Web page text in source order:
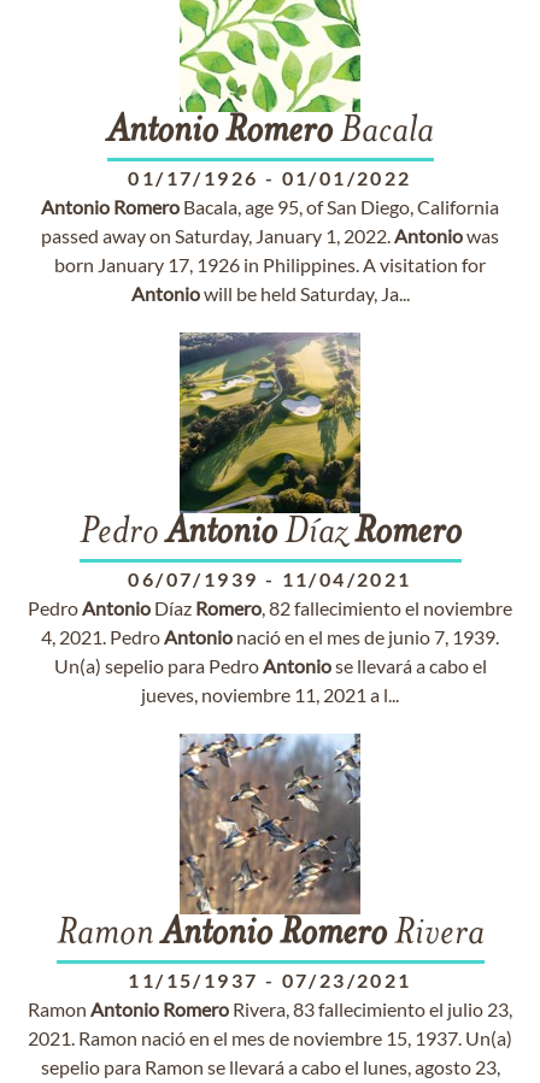
Antonio RomeroBacala
01/17/1926 - 01/01/2022
Antonio Romero Bacala, age 95, of San Diego, California
passed away on Saturday, January 1, 2022.Antoniowas
born January 17, 1926 in Philippines. A visitation for
Antoniowill be held Saturday, Ja...
PedroAntonioDíazRomero
06/07/1939 - 11/04/2021
PedroAntonio Díaz Romero, 82 fallecimiento el noviembre
4, 2021. PedroAntonio nació en el mes de junio 7, 1939.
Un(a) sepelio para PedroAntoniose llevará a cabo el
jueves, noviembre 11, 2021 a l...
RamonAntonio RomeroRivera
11/15/1937 - 07/23/2021
Ramon Antonio Romero Rivera, 83 fallecimiento el julio 23,
2021. Ramon nació en el mes de noviembre 15, 1937. Un(a)
sepelio para Ramon se llevará a cabo el lunes, agosto 23,